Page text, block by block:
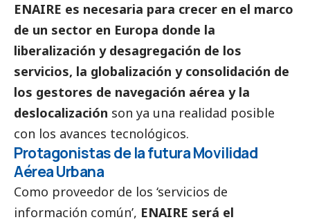
ENAIRE es necesaria para crecer en el marco
de un sector en Europa donde la
liberalización y desagregación de los
servicios, la globalización y consolidación de
los gestores de navegación aérea y la
deslocalización son ya una realidad posible
con los avances tecnológicos.
Protagonistas de la futura Movilidad
Aérea Urbana
Como proveedor de los ‘servicios de
información común’, ENAIRE será el